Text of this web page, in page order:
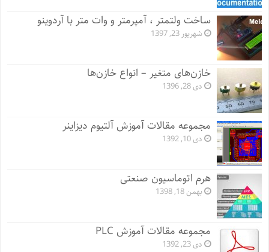
ساخت ولتمتر ، آمپرمتر و وات متر با آردوینو
شهریور 23, 1397
خازن‌های متغیر – انواع خازن‌ها
دی 28, 1396
مجموعه مقالات آموزش آلتیوم دیزاینر
دی 10, 1392
هرم اتوماسیون صنعتی
بهمن 18, 1398
مجموعه مقالات آموزش PLC
دی 23, 1392